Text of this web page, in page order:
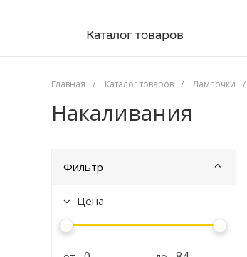
Каталог товаров
Главная / Каталог товаров / Лампочки /
Накаливания
Фильтр
Цена